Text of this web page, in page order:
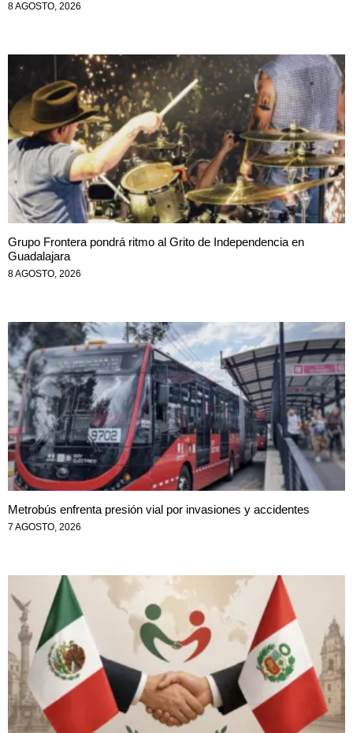
8 AGOSTO, 2026
Grupo Frontera pondrá ritmo al Grito de Independencia en
Guadalajara
8 AGOSTO, 2026
Metrobús enfrenta presión vial por invasiones y accidentes
7 AGOSTO, 2026